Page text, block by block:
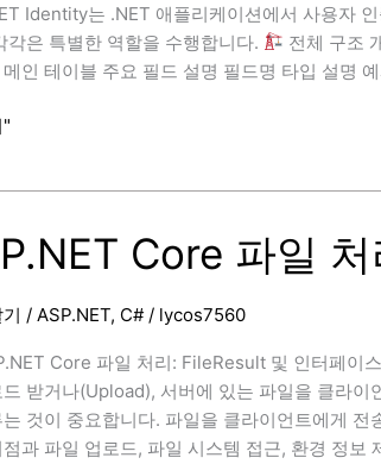
Identity는 .NET 애플리케이션에서 사용자
각은 특별한 역할을 수행합니다.
전체 구조
메인 테이블 주요 필드 설명 필드명 타입 설
Core 파일
/ ASP.NET, C#/ lycos7560
Core 파일 처리: FileResult 및 인터페이
드 받거나(Upload), 서버에 있는 파일을 클라
는 것이 중요합니다. 파일을 클라이언트에게
과 파일 업로드, 파일 시스템 접근, 환경 정보